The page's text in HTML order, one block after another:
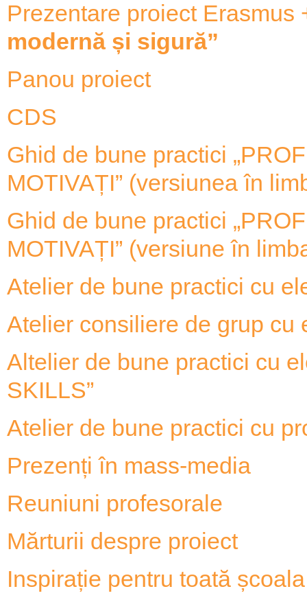
Prezentare proiect Erasmus
modernă și sigură”
Panou proiect
CDS
Ghid de bune practici
MOTIVAȚI” (versiunea în
Ghid de bune practici
MOTIVAȚI” (versiune în
Atelier de bune practici cu
Atelier consiliere de grup cu
Altelier de bune practici cu
SKILLS”
Atelier de bune practici cu
Prezenți în mass-media
Reuniuni profesorale
Mărturii despre proiect
Inspirație pentru toată școala